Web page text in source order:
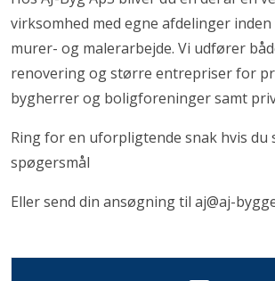
virksomhed med egne afdelinger
murer- og malerarbejde. Vi udfører
renovering og større entrepriser for
bygherrer og boligforeninger samt
Ring for en uforpligtende snak hvis du
spøgersmål
Eller send din ansøgning til aj@aj-